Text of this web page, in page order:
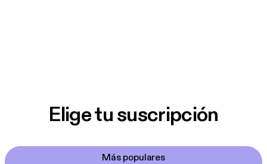
Elige tu suscripción
Más populares